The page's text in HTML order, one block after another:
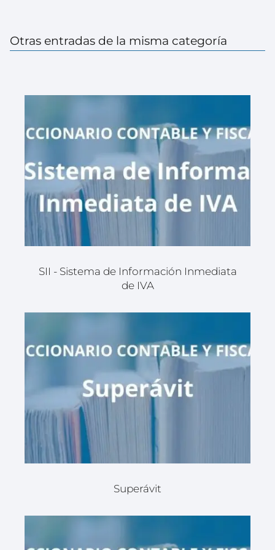
Otras entradas de la misma categoría
SII - Sistema de Información Inmediata
de IVA
Superávit